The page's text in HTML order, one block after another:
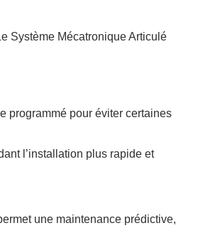
Système Mécatronique Articulé
programmé pour éviter certaines
l’installation plus rapide et
une maintenance prédictive,